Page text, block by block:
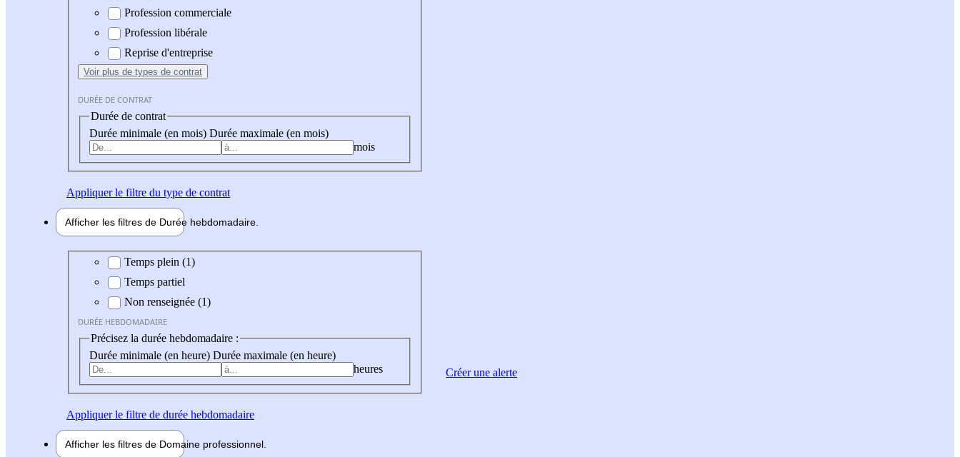
Profession commerciale
Profession libérale
Reprise d'entreprise
Voir plus de types de contrat
DURÉE DE CONTRAT
Durée de contrat
Durée minimale (en mois) Durée maximale (en mois)
mois
Appliquerle filtre du type de contrat
Afficher les filtres de Durée hebdomadaire
Durée hebdomadaire
Temps plein (1)
Temps partiel
Non renseignée (1)
DURÉE HEBDOMADAIRE
Précisez la durée hebdomadaire :
Durée minimale (en heure) Durée maximale (en heure)
heures
Appliquerle filtre de durée hebdomadaire
Afficher les filtres de Domaine professionnel
Créer une alerte